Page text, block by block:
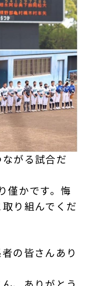
がる試合だ
僅かです。悔
り組んでくだ
の皆さんあり